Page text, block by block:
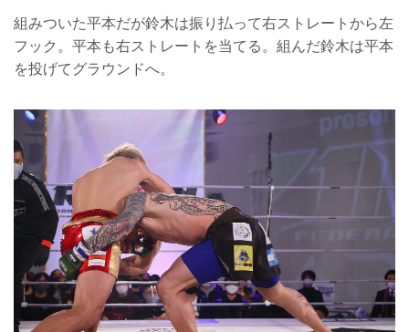
組みついた平本だが鈴木は振り払って右ストレートから左
フック。平本も右ストレートを当てる。組んだ鈴木は平本
を投げてグラウンドへ。